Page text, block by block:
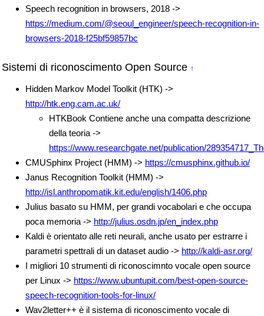
Speech recognition in browsers, 2018 ->
https://medium.com/@seoul_engineer/speech-recognition-in-
browsers-2018-f25bf59857bc
Sistemi di riconoscimento Open Source ↑
Hidden Markov Model Toolkit (HTK) ->
http://htk.eng.cam.ac.uk/
HTKBook Contiene anche una compatta descrizione
della teoria ->
https://www.researchgate.net/publication/
CMUSphinx Project (HMM) -> https://cmusphinx.github.io/
Janus Recognition Toolkit (HMM) ->
http://isl.anthropomatik.kit.edu/english/1406.php
Julius basato su HMM, per grandi vocabolari e che occupa
poca memoria -> http://julius.osdn.jp/en_index.php
Kaldi è orientato alle reti neurali, anche usato per estrarre i
parametri spettrali di un dataset audio -> http://kaldi-asr.org/
I migliori 10 strumenti di riconoscimnto vocale open source
per Linux -> https://www.ubuntupit.com/best-open-source-
speech-recognition-tools-for-linux/
Wav2letter++ è il sistema di riconoscimento vocale di